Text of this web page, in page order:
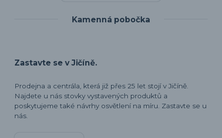
Kamenná pobočka
Zastavte se v Jičíně.
Prodejna a centrála, která již přes 25 let stojí v Jičíně.
Najdete u nás stovky vystavených produktů a
poskytujeme také návrhy osvětlení na míru. Zastavte se u
nás.